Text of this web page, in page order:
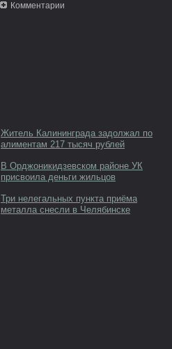
Комментарии
Житель Калининграда задолжал по
алиментам 217 тысяч рублей
В Орджоникидзевском районе УК
присвоила деньги жильцов
Три нелегальных пункта приёма
металла снесли в Челябинске